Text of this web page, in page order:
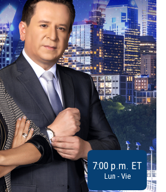
7:00 p.m. ET
Lun - Vie